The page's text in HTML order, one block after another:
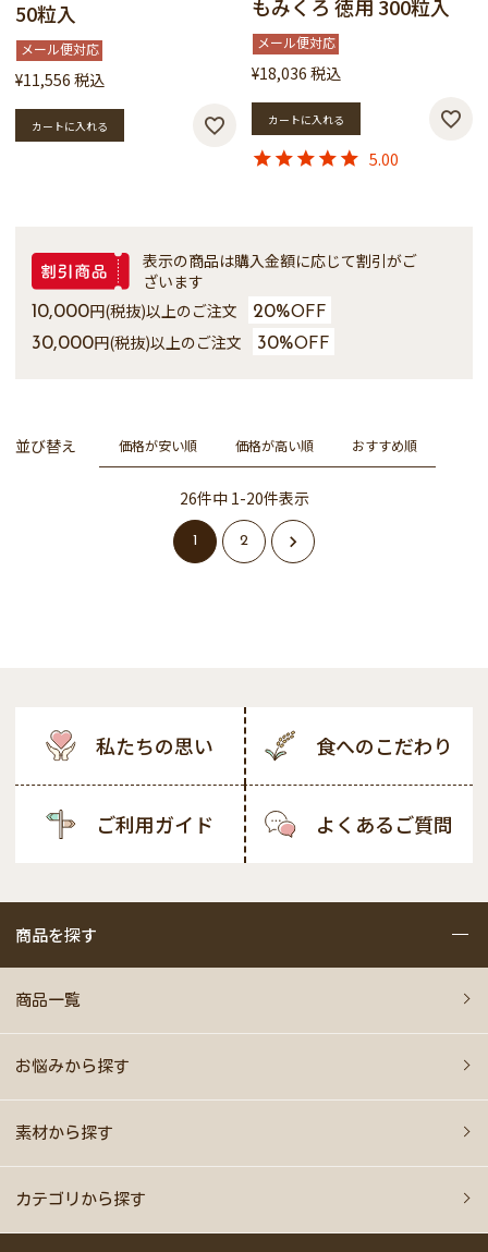
50粒入
メール便対応
¥11,556 税込
カートに入れる
もみくろ 徳用 300粒入
メール便対応
¥18,036 税込
カートに入れる
5.00
表示の商品は購入金額に応じて割引がご
ざいます
10,000円(税抜)以上のご注文 20%OFF
30,000円(税抜)以上のご注文 30%OFF
並び替え 価格が安い順 価格が高い順 おすすめ順
26件中 1-20件表示
1 2
私たちの思い 食へのこだわり
ご利用ガイド よくあるご質問
商品を探す
商品一覧
お悩みから探す
素材から探す
カテゴリから探す